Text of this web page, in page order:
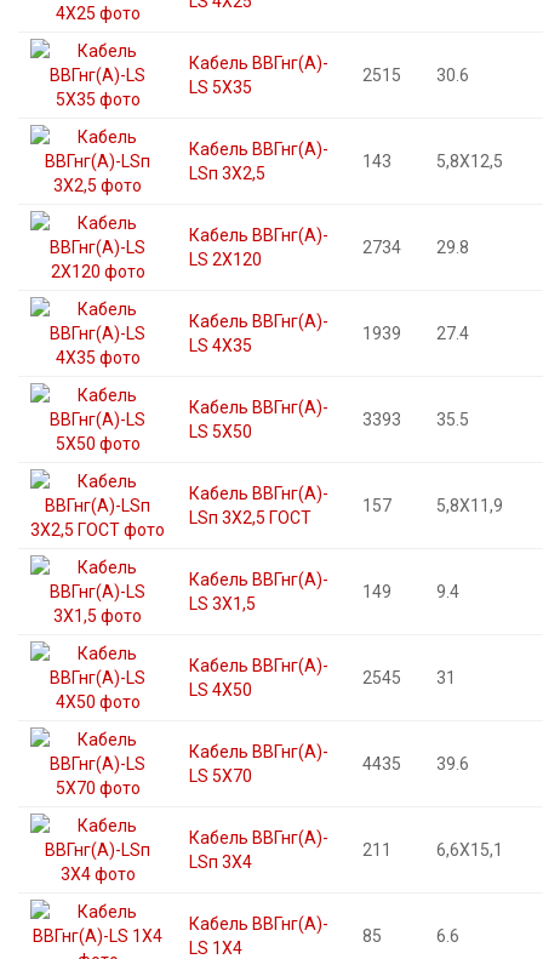
Кабель ВВГнг(А)-
LS 5X35
2515 30.6
Кабель ВВГнг(А)-
LSп 3X2,5
143 5,8X12,5
Кабель ВВГнг(А)-
LS 2X120
2734 29.8
Кабель ВВГнг(А)-
LS 4X35
1939 27.4
Кабель ВВГнг(А)-
LS 5X50
3393 35.5
Кабель ВВГнг(А)-
LSп 3X2,5 ГОСТ
157 5,8X11,9
Кабель ВВГнг(А)-
LS 3X1,5
149 9.4
Кабель ВВГнг(А)-
LS 4X50
2545 31
Кабель ВВГнг(А)-
LS 5X70
4435 39.6
Кабель ВВГнг(А)-
LSп 3X4
211 6,6X15,1
Кабель ВВГнг(А)-
LS 1X4
85 6.6